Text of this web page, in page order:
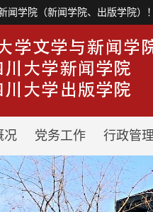
闻学院（新闻学院、出版学院）！
况 党务工作 行政管理